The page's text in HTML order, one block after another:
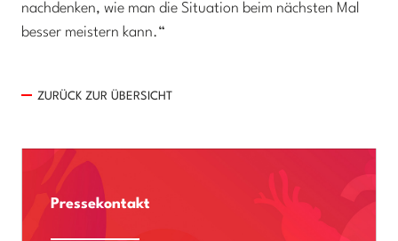
nachdenken, wie man die Situation beim nächsten Mal
besser meistern kann.“
ZURÜCK ZUR ÜBERSICHT
Pressekontakt